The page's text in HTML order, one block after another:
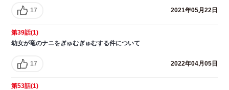
17 2021年05月22日
第39話(1)
幼女が竜のナニをぎゅむぎゅむする件について
17 2022年04月05日
第53話(1)